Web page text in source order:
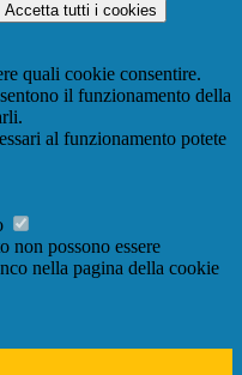
Accetta tutti i cookies
quali cookie consentire.
il funzionamento della
al funzionamento potete
non possono essere
nella pagina della cookie